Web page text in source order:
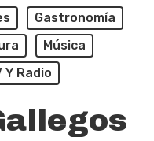
Gastronomía
Música
Y Radio